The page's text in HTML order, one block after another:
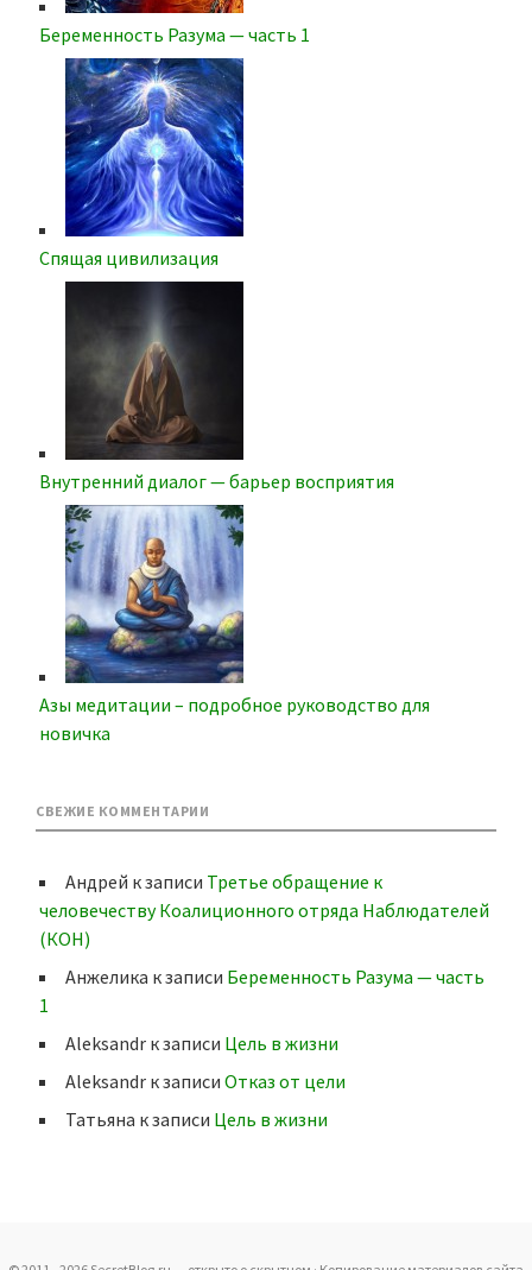
Беременность Разума — часть 1
Спящая цивилизация
Внутренний диалог — барьер восприятия
Азы медитации – подробное руководство для
новичка
СВЕЖИЕ КОММЕНТАРИИ
Андрей к записи Третье обращение к
человечеству Коалиционного отряда Наблюдателей
(КОН)
Анжелика к записи Беременность Разума — часть
1
Aleksandr к записи Цель в жизни
Aleksandr к записи Отказ от цели
Татьяна к записи Цель в жизни